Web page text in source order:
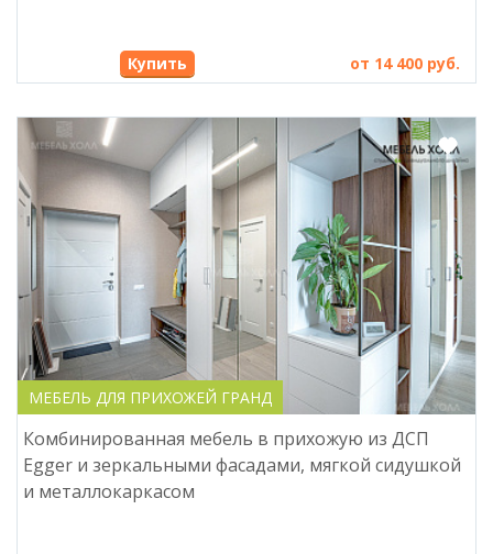
Купить от 14 400 руб.
МЕБЕЛЬ ДЛЯ ПРИХОЖЕЙ ГРАНД
Комбинированная мебель в прихожую из ДСП
Egger и зеркальными фасадами, мягкой сидушкой
и металлокаркасом